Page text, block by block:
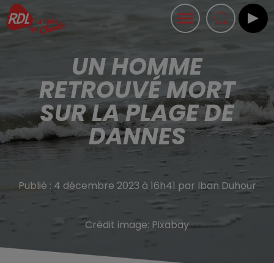
UN HOMME
RETROUVÉ MORT
SUR LA PLAGE DE
DANNES
Publié : 4 décembre 2023 à 16h41 par Iban Duhour
Crédit image: Pixabay